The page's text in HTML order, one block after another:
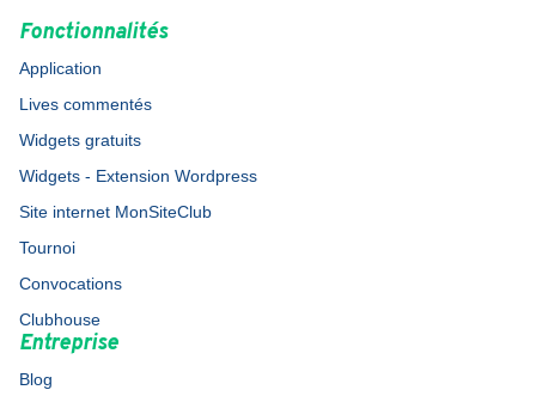
Fonctionnalités
Application
Lives commentés
Widgets gratuits
Widgets - Extension Wordpress
Site internet MonSiteClub
Tournoi
Convocations
Clubhouse
Entreprise
Blog